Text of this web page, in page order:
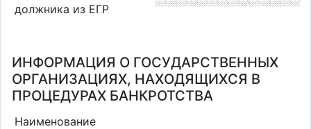
должника из ЕГР
ИНФОРМАЦИЯ О ГОСУДАРСТВЕННЫХ
ОРГАНИЗАЦИЯХ, НАХОДЯЩИХСЯ В
ПРОЦЕДУРАХ БАНКРОТСТВА
Наименование